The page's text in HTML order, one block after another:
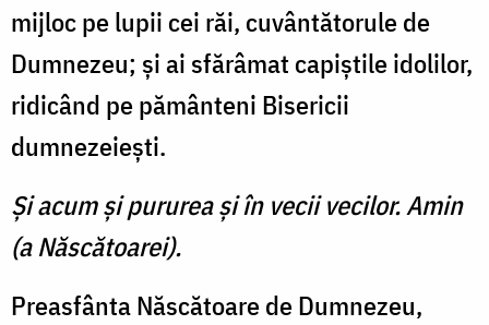
mijloc pe lupii cei răi, cuvântătorule de
Dumnezeu; şi ai sfărâmat capiştile idolilor,
ridicând pe pământeni Bisericii
dumnezeieşti.
Şi acum şi pururea şi în vecii vecilor. Amin
(a Născătoarei).
Preasfânta Născătoare de Dumnezeu,